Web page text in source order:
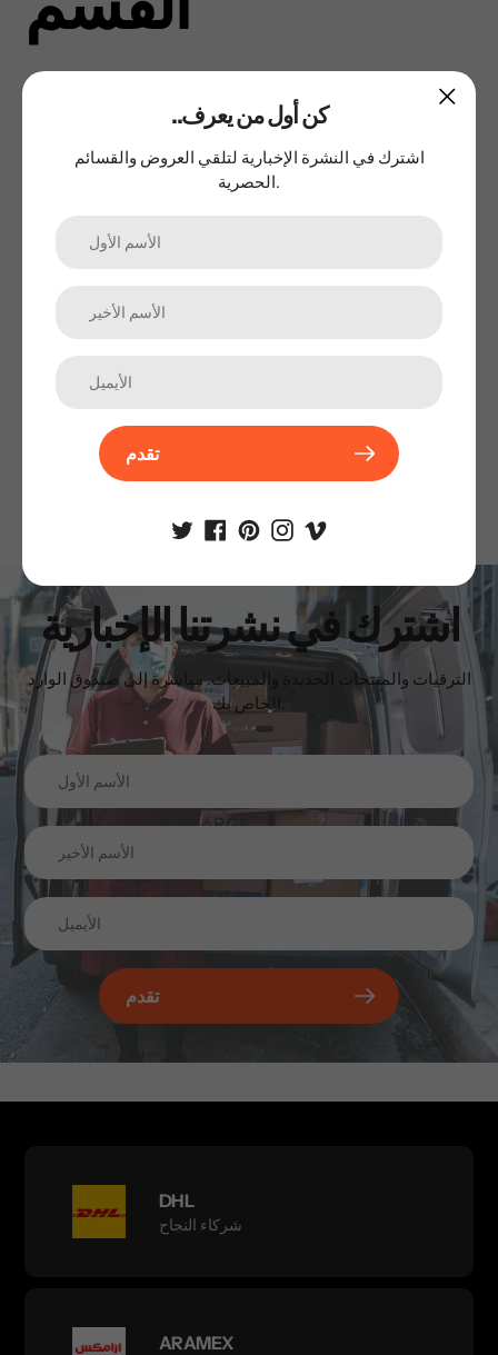
اشترك في نشرتنا الإخبارية
الترقيات والمنتجات الجديدة والمبيعات. مباشرة إلى صندوق الوارد
تقدم
DHL
شركاء النجاح
ARAMEX
..كن أول من يعرف
اشترك في النشرة الإخبارية لتلقي العروض والقسائم
الحصرية.
تقدم